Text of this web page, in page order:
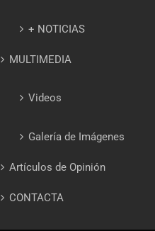
+ NOTICIAS
MULTIMEDIA
Videos
Galería de Imágenes
Artículos de Opinión
CONTACTA